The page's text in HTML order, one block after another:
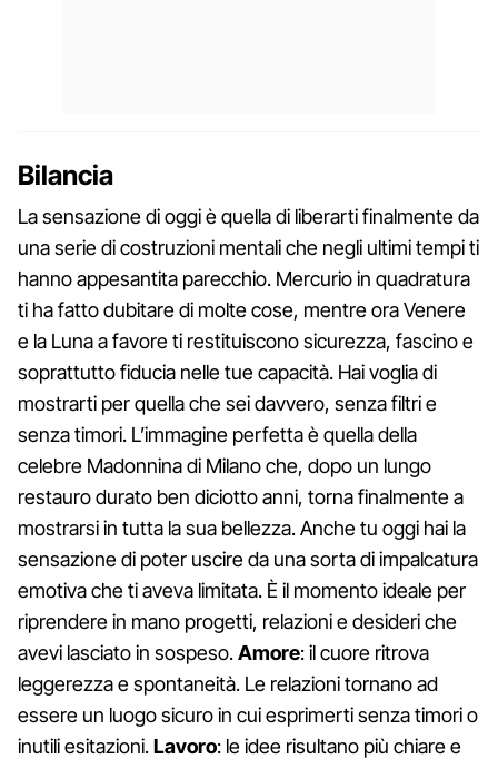
Bilancia
La sensazione di oggi è quella di liberarti finalmente da
una serie di costruzioni mentali che negli ultimi tempi ti
hanno appesantita parecchio. Mercurio in quadratura
ti ha fatto dubitare di molte cose, mentre ora Venere
e la Luna a favore ti restituiscono sicurezza, fascino e
soprattutto fiducia nelle tue capacità. Hai voglia di
mostrarti per quella che sei davvero, senza filtri e
senza timori. L’immagine perfetta è quella della
celebre Madonnina di Milano che, dopo un lungo
restauro durato ben diciotto anni, torna finalmente a
mostrarsi in tutta la sua bellezza. Anche tu oggi hai la
sensazione di poter uscire da una sorta di impalcatura
emotiva che ti aveva limitata. È il momento ideale per
riprendere in mano progetti, relazioni e desideri che
avevi lasciato in sospeso.Amore: il cuore ritrova
leggerezza e spontaneità. Le relazioni tornano ad
essere un luogo sicuro in cui esprimerti senza timori o
inutili esitazioni.Lavoro: le idee risultano più chiare e